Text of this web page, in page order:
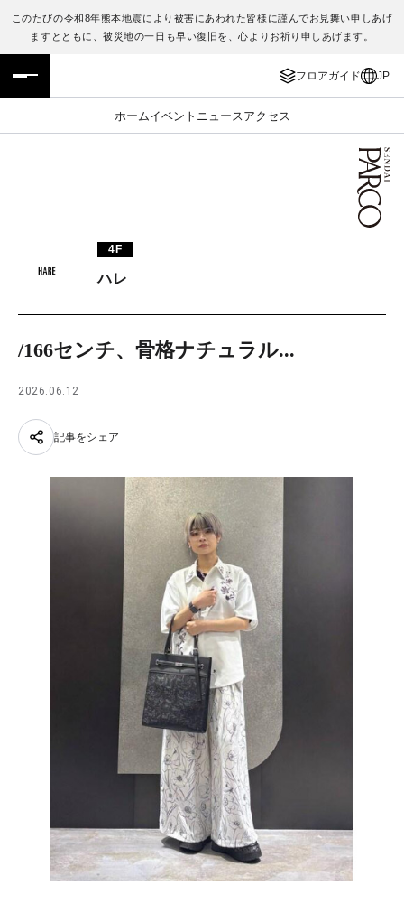
このたびの令和8年熊本地震により被害にあわれた皆様に謹んでお見舞い申しあげ
ますとともに、被災地の一日も早い復旧を、心よりお祈り申しあげます。
フロアガイド JP
ホームイベント ニュース アクセス
フロアガイド
施設案内・アクセス
TAX FREE
ENGLISH
繁体字
日本語
4F
ハレ
/166センチ、骨格ナチュラル...
2026.06.12
記事をシェア